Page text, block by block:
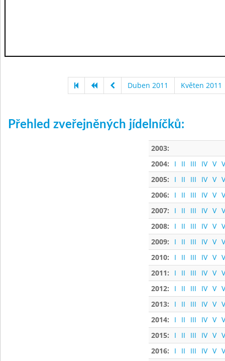
Duben 2011 Květen 2011
Přehled zveřejněných jídelníčků:
2003:
2004:
I II III IV V
2005:
I II III IV V
2006:
I II III IV V
2007:
I II III IV V
2008:
I II III IV V
2009:
I II III IV V
2010:
I II III IV V
2011:
I II III IV V
2012:
I II III IV V
2013:
I II III IV V
2014:
I II III IV V
2015:
I II III IV V
2016:
I II III IV V